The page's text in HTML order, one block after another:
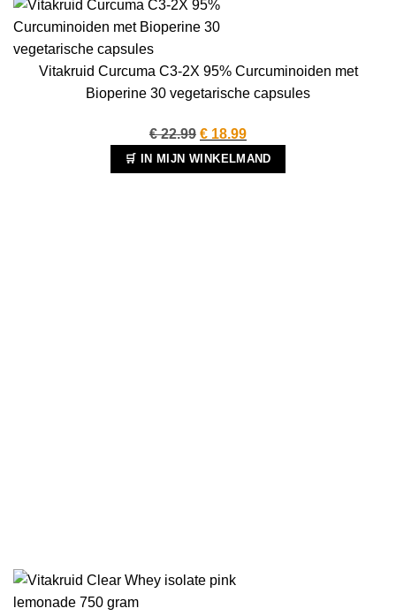
Vitakruid Curcuma C3-2X 95% Curcuminoiden met
Bioperine 30 vegetarische capsules
€22.99 Oorspronkelijke
prijs
was:
€ 18.99Huidige
prijs
is:
🛒 IN MIJN WINKELMAND